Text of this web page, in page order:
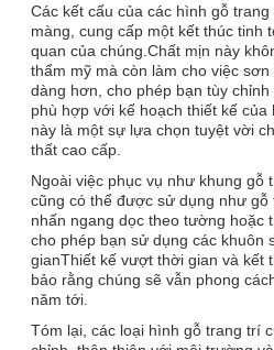
Các kết cấu của các hình gỗ
màng, cung cấp một kết thúc tinh
quan của chúng.Chất mịn này
thẩm mỹ mà còn làm cho việc
dàng hơn, cho phép bạn tùy
phù hợp với kế hoạch thiết kế
này là một sự lựa chọn tuyệt vời
thất cao cấp.
Ngoài việc phục vụ như khung gỗ
cũng có thể được sử dụng như gỗ
nhấn ngang dọc theo tường hoặc
cho phép bạn sử dụng các khuôn
gianThiết kế vượt thời gian và kết
bảo rằng chúng sẽ vẫn phong
năm tới.
Tóm lại, các loại hình gỗ trang trí